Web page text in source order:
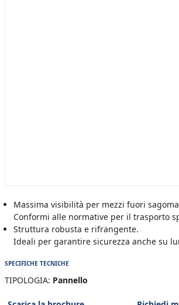
Massima visibilità per mezzi fuori
Conformi alle normative per il trasporto
Struttura robusta e rifrangente.
Ideali per garantire sicurezza anche su
SPECIFICHE TECNICHE
TIPOLOGIA: Pannello